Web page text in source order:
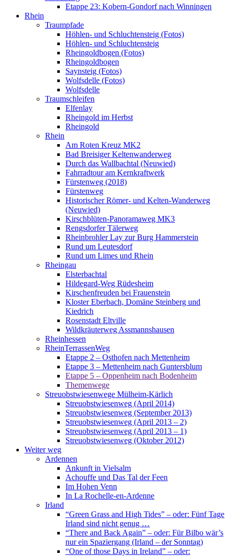
Etappe 23: Kobern-Gondorf nach Winningen
Rhein
Traumpfade
Höhlen- und Schluchtensteig (Fotos)
Höhlen- und Schluchtensteig
Rheingoldbogen (Fotos)
Rheingoldbogen
Saynsteig (Fotos)
Wolfsdelle (Fotos)
Wolfsdelle
Traumschleifen
Elfenlay
Rheingold im Herbst
Rheingold
Rhein
Am Roten Kreuz MK2
Bad Breisiger Keltenwanderweg
Durch das Wallbachtal (Neuwied)
Fahrradtour am Kernkraftwerk
Fürstenweg (2018)
Fürstenweg
Historischer Römer- und Kelten-Wanderweg
(Neuwied)
Kirschblüten-Panoramaweg MK3
Rengsdorfer Tälerweg
Rheinbrohler Lay zur Burg Hammerstein
Rund um Leutesdorf
Rund um Limes und Rhein
Rheingau
Elsterbachtal
Hildegard-Weg Rüdesheim
Kirschenfreuden bei Frauenstein
Kloster Eberbach, Domäne Steinberg und
Kiedrich
Rosenstadt Eltville
Wildkräuterweg Assmannshausen
Rheinhessen
RheinTerrassenWeg
Etappe 2 – Osthofen nach Mettenheim
Etappe 3 – Mettenheim nach Guntersblum
Etappe 5 – Oppenheim nach Bodenheim
Themenwege
Streuobstwiesenwege Mülheim-Kärlich
Streuobstwiesenweg (April 2014)
Streuobstwiesenweg (September 2013)
Streuobstwiesenweg (April 2013 – 2)
Streuobstwiesenweg (April 2013 – 1)
Streuobstwiesenweg (Oktober 2012)
Weiter weg
Ardennen
Ankunft in Vielsalm
Achouffe und Das Tal der Feen
Im Hohen Venn
In La Rochelle-en-Ardenne
Irland
“Green Grass and High Tides” – oder: Fünf Tage
Irland sind nicht genug …
“There and Back Again” – oder: Für Bilbo wär’s
nur ein Spaziergang (Irland – der Sonntag)
“One of those Days in Ireland” – oder: